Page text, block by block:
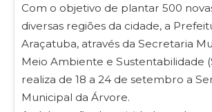
Com o objetivo de plantar 500
diversas regiões da cidade, a
Araçatuba, através da Secretaria
Meio Ambiente e Sustentabilidade
realiza de 18 a 24 de setembro a
Municipal da Árvore.